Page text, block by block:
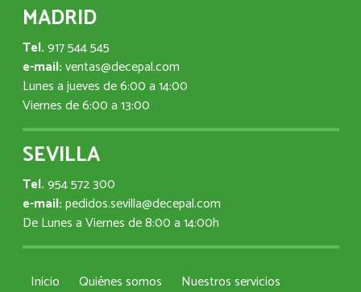
MADRID
Tel.917 544 545
e-mail:ventas@decepal.com
Lunes a jueves de 6:00 a 14:00
Viernes de 6:00 a 13:00
SEVILLA
Tel.954 572 300
e-mail:pedidos.sevilla@decepal.com
De Lunes a Viernes de 8:00 a 14:00h
Inicio Quiénes somos
Nuestros servicios